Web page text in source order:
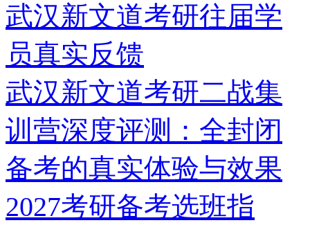
武汉新文道考研往届学
员真实反馈
武汉新文道考研二战集
训营深度评测：全封闭
备考的真实体验与效果
2027考研备考选班指